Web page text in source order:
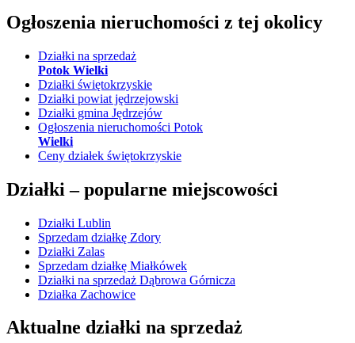
Ogłoszenia nieruchomości z tej okolicy
Działki na sprzedaż
Potok Wielki
Działki świętokrzyskie
Działki powiat jędrzejowski
Działki gmina Jędrzejów
Ogłoszenia nieruchomości Potok
Wielki
Ceny działek świętokrzyskie
Działki –popularne miejscowości
Działki Lublin
Sprzedam działkę Zdory
Działki Zalas
Sprzedam działkę Miałkówek
Działki na sprzedaż Dąbrowa Górnicza
Działka Zachowice
Aktualne działki na sprzedaż